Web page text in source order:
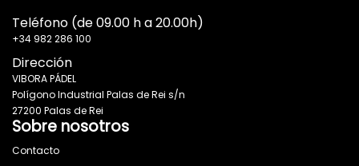
Teléfono (de 09.00 h a 20.00h)
+34 982 286 100
Dirección
VIBORA PÁDEL
Polígono Industrial Palas de Rei s/n
27200 Palas de Rei
Sobre nosotros
Contacto